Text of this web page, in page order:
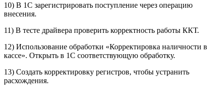
10) В 1С зарегистрировать поступление через операцию
внесения.
11) В тесте драйвера проверить корректность работы ККТ.
12) Использование обработки «Корректировка наличности в
кассе». Открыть в 1С соответствующую обработку.
13) Создать корректировку регистров, чтобы устранить
расхождения.